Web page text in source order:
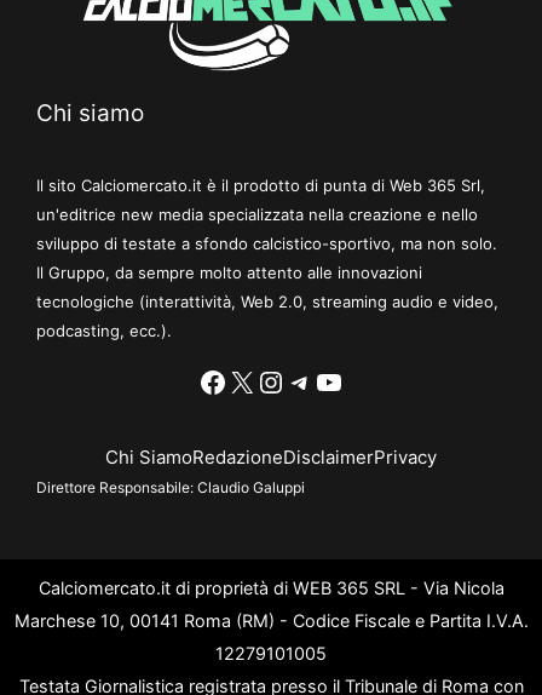
Chi siamo
Il sito Calciomercato.it è il prodotto di punta di Web 365 Srl,
un'editrice new media specializzata nella creazione e nello
sviluppo di testate a sfondo calcistico-sportivo, ma non solo.
Il Gruppo, da sempre molto attento alle innovazioni
tecnologiche (interattività, Web 2.0, streaming audio e video,
podcasting, ecc.).
Facebook
X Instagram
Telegram
YouTube
Chi SiamoRedazioneDisclaimerPrivacy
Direttore Responsabile: Claudio Galuppi
Calciomercato.it di proprietà di WEB 365 SRL - Via Nicola
Marchese 10, 00141 Roma (RM) - Codice Fiscale e Partita I.V.A.
12279101005
Testata Giornalistica registrata presso il Tribunale di Roma con